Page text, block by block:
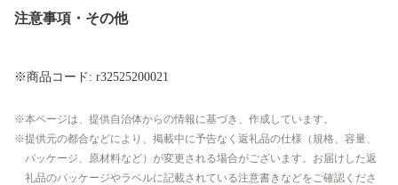
注意事項・その他
※商品コード: r32525200021
本ページは、提供自治体からの情報に基づき、作成しています。
提供元の都合などにより、掲載中に予告なく返礼品の仕様（規格、容量、
パッケージ、原材料など）が変更される場合がございます。お届けした返
礼品のパッケージやラベルに記載されている注意書きなどをご確認くださ